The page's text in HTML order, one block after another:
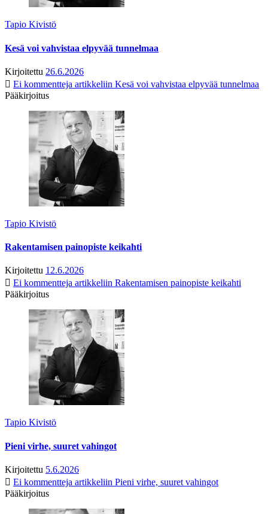
Tapio Kivistö
Kesä voi vahvistaa elpyvää tunnelmaa
Kirjoitettu 26.6.2026
Ei kommentteja artikkeliin Kesä voi vahvistaa elpyvää tunnelmaa
Pääkirjoitus
Tapio Kivistö
Rakentamisen painopiste keikahti
Kirjoitettu 12.6.2026
Ei kommentteja artikkeliin Rakentamisen painopiste keikahti
Pääkirjoitus
Tapio Kivistö
Pieni virhe, suuret vahingot
Kirjoitettu 5.6.2026
Ei kommentteja artikkeliin Pieni virhe, suuret vahingot
Pääkirjoitus